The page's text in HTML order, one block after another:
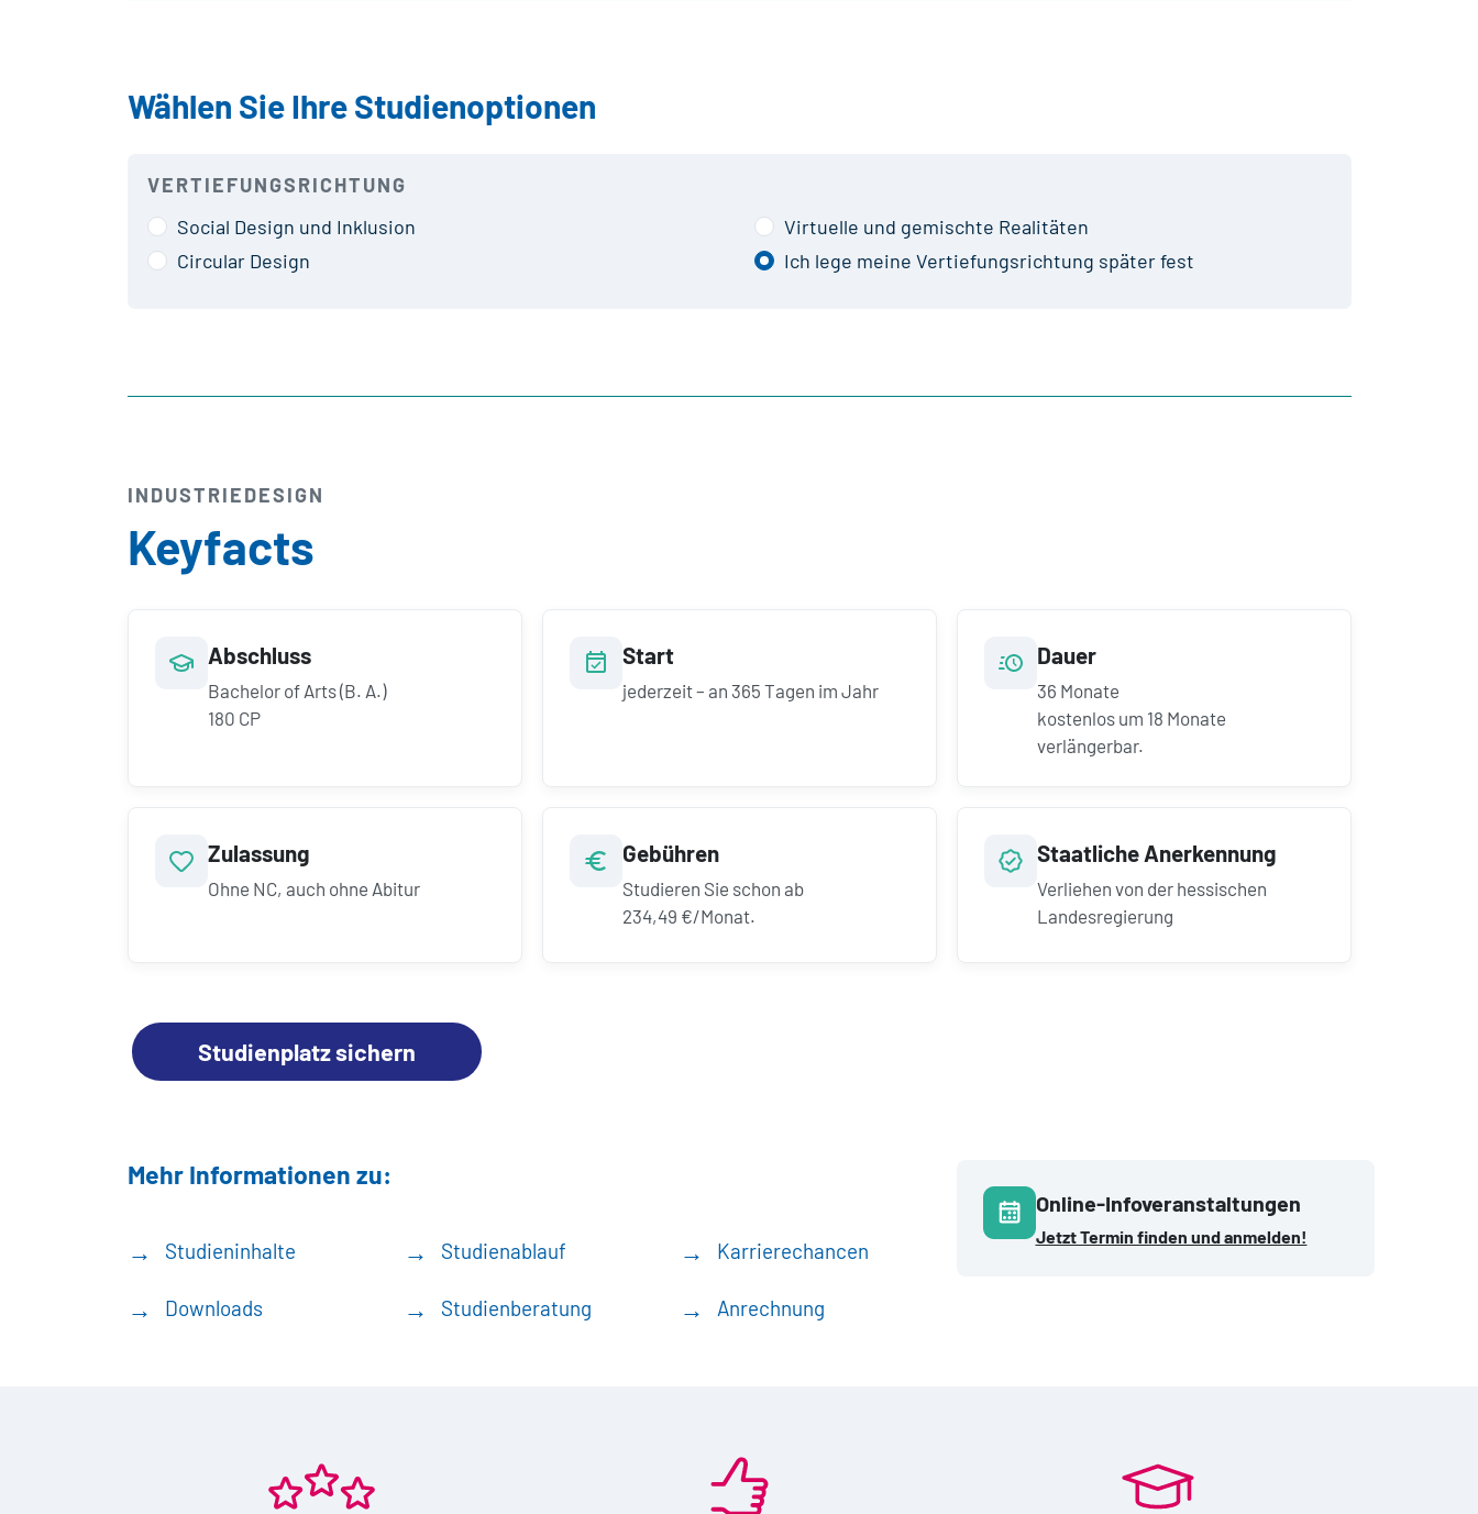
Wählen Sie Ihre Studienoptionen
VERTIEFUNGSRICHTUNG
Social Design und Inklusion
Virtuelle und gemischte Realitäten
Circular Design
Ich lege meine Vertiefungsrichtung später fest
INDUSTRIEDESIGN
Keyfacts
Abschluss
Bachelor of Arts (B. A.)
180 CP
Start
jederzeit – an 365 Tagen im Jahr
Dauer
36 Monate
kostenlos um 18 Monate
verlängerbar.
Zulassung
Ohne NC, auch ohne Abitur
Gebühren
Studieren Sie schon ab
234,49 €/Monat.
Staatliche Anerkennung
Verliehen von der hessischen
Landesregierung
Studienplatz sichern
Mehr Informationen zu:
Studieninhalte Studienablauf Karrierechancen
Downloads Studienberatung Anrechnung
Online-Infoveranstaltungen
Jetzt Termin finden und anmelden!